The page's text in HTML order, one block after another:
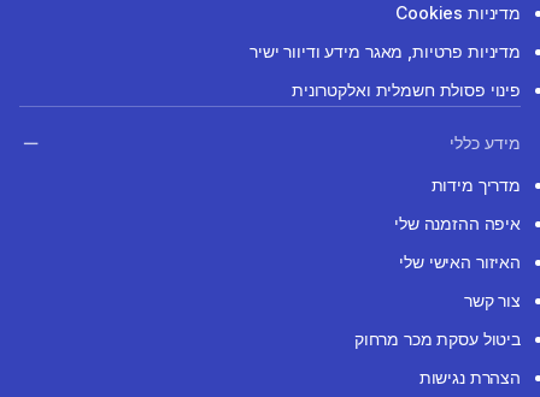
מדיניות Cookies
מדיניות פרטיות, מאגר מידע ודיוור ישיר
פינוי פסולת חשמלית ואלקטרונית
מידע כללי
מדריך מידות
איפה ההזמנה שלי
האיזור האישי שלי
צור קשר
ביטול עסקת מכר מרחוק
הצהרת נגישות